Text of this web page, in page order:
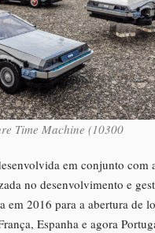
Time Machine (10300
em conjunto com
no desenvolvimento e
em 2016 para a abertura de
Espanha e agora